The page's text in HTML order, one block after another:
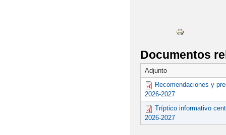
Documentos
Adjunto
Recomendaciones y
2026-2027
Tríptico informativo
2026-2027